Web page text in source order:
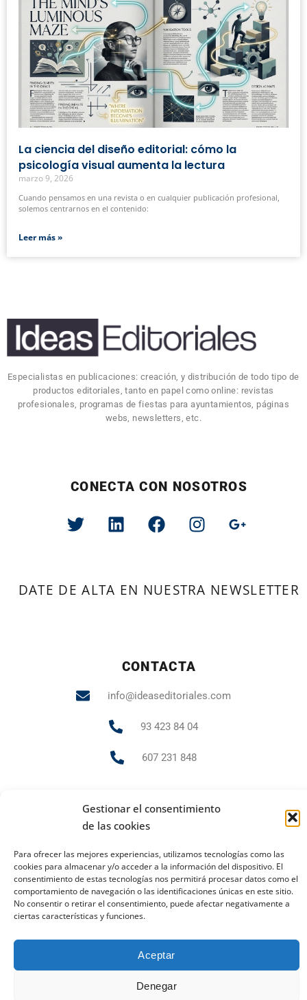
Gestionar el consentimiento
de las cookies
Para ofrecer las mejores experiencias, utilizamos tecnologías como las
cookies para almacenar y/o acceder a la información del dispositivo. El
consentimiento de estas tecnologías nos permitirá procesar datos como el
comportamiento de navegación o las identificaciones únicas en este sitio.
No consentir o retirar el consentimiento, puede afectar negativamente a
ciertas características y funciones.
Aceptar
Denegar
La ciencia del diseño editorial: cómo la
psicología visual aumenta la lectura
marzo 9, 2026
Cuando pensamos en una revista o en cualquier publicación profesional,
solemos centrarnos en el contenido:
Leer más »
Especialistas en publicaciones: creación, y distribución de todo tipo de
productos editoriales, tanto en papel como online: revistas
profesionales, programas de fiestas para ayuntamientos, páginas
webs, newsletters, etc.
CONECTA CON NOSOTROS
DATE DE ALTA EN NUESTRA NEWSLETTER
CONTACTA
info@ideaseditoriales.com
93 423 84 04
607 231 848
PUBLICIDAD Y MARKETING
Aviso Legal Política de cookies
Política de privacidad
2023 Todos los derechos reservados
Ideas Editoriales